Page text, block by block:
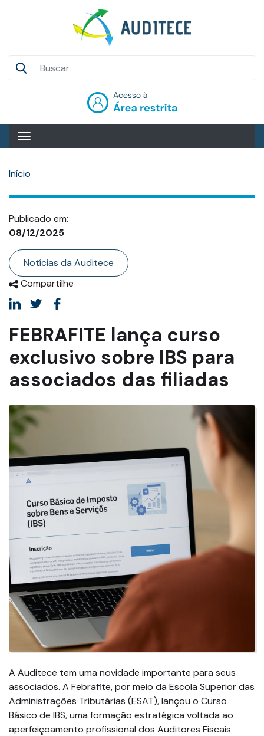
principal
Início
Publicado em:
08/12/2025
Categoria
Notícias da Auditece
Compartilhe
FEBRAFITE lança curso
exclusivo sobre IBS para
associados das filiadas
A Auditece tem uma novidade importante para seus
associados. A Febrafite, por meio da Escola Superior das
Administrações Tributárias (ESAT), lançou o Curso
Básico de IBS, uma formação estratégica voltada ao
aperfeiçoamento profissional dos Auditores Fiscais